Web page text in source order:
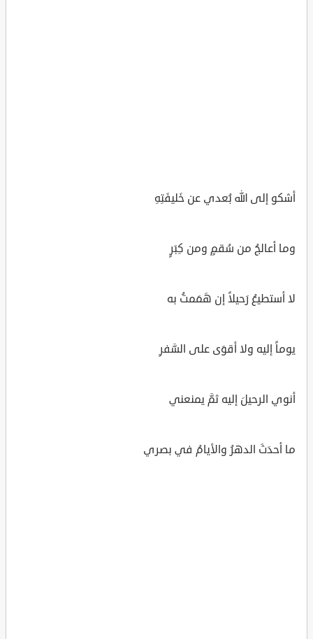
أشكو إلى الله بُعدي عن خَليفَتِهِ
وما أعالجُ من سُقمٍ ومن كِبَرٍ
لا أستطيعُ رَحيلاً إن هَمَمتُ به
يوماً إليه ولا أقوَى على السَّفرِ
أنوي الرحيلَ إليه ثمَّ يمنعني
ما أحدَثَ الدهرُ والأيامُ في بصري